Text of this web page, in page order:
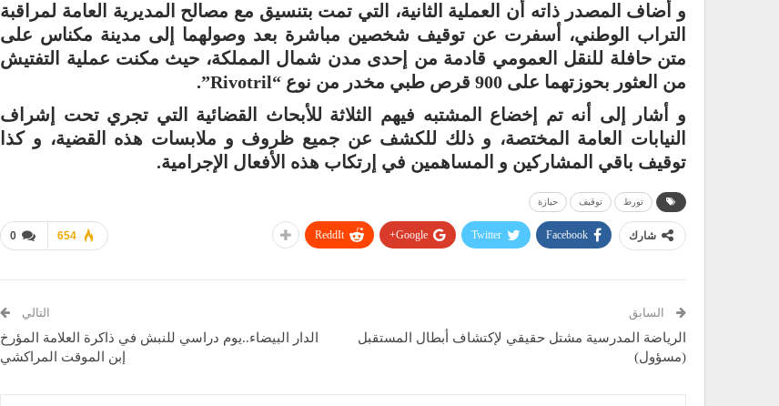
و أضاف المصدر ذاته أن العملية الثانية، التي تمت بتنسيق مع مصالح المديرية العامة لمراقبة
التراب الوطني، أسفرت عن توقيف شخصين مباشرة بعد وصولهما إلى مدينة مكناس على
متن حافلة للنقل العمومي قادمة من إحدى مدن شمال المملكة، حيث مكنت عملية التفتيش
من العثور بحوزتهما على 900 قرص طبي مخدر من نوع “Rivotril”.
و أشار إلى أنه تم إخضاع المشتبه فيهم الثلاثة للأبحاث القضائية التي تجري تحت إشراف
النيابات العامة المختصة، و ذلك للكشف عن جميع ظروف و ملابسات هذه القضية، و كذا
توقيف باقي المشاركين و المساهمين في إرتكاب هذه الأفعال الإجرامية.
تورط توقيف حيازة
0 654 شارك Facebook
Twitter
Google+
ReddIt
السابق
الرياضة المدرسية مشتل حقيقي لإكتشاف أبطال المستقبل
(مسؤول)
التالي
الدار البيضاء..يوم دراسي للنبش في ذاكرة العلامة المؤرخ
إبن الموقت المراكشي